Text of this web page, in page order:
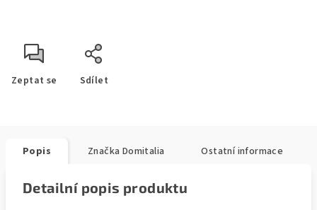
Zeptat se Sdílet
Popis Značka Domitalia Ostatní informace
Detailní popis produktu